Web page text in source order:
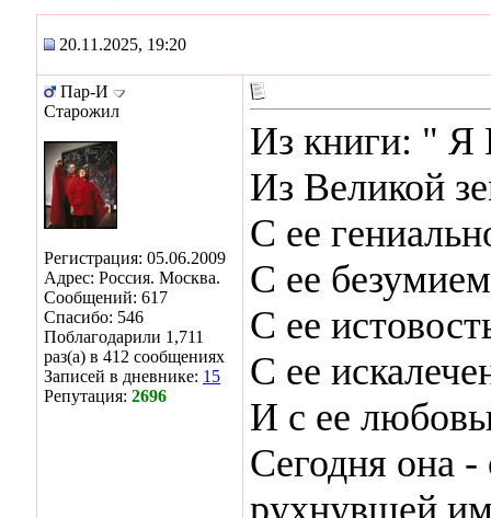
20.11.2025, 19:20
Пар-И
Старожил
Регистрация: 05.06.2009
Адрес: Россия. Москва.
Сообщений: 617
Спасибо: 546
Поблагодарили 1,711
раз(а) в 412 сообщениях
Записей в дневнике: 15
Репутация: 2696
Из книги: "
Из Великой
С ее
С ее
С ее
С ее
И с ее
Сегодня она -
рухнувшей